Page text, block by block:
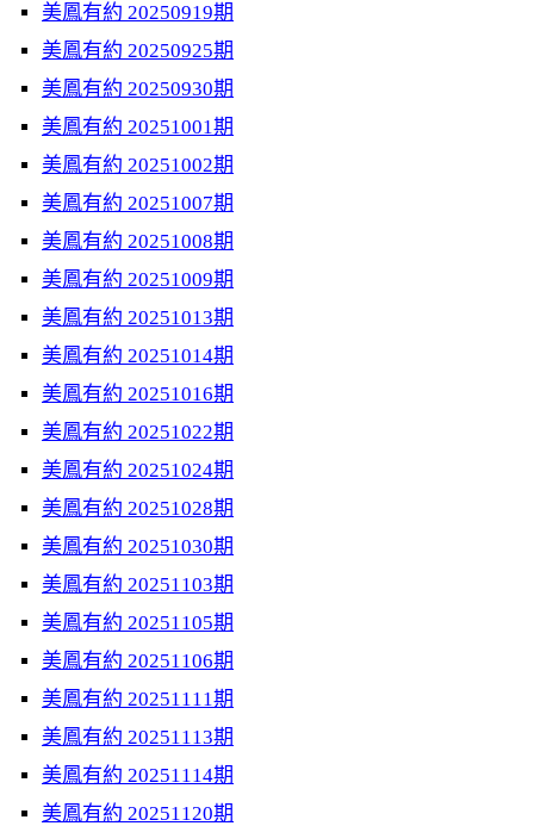
美鳳有約 20250919期
美鳳有約 20250925期
美鳳有約 20250930期
美鳳有約 20251001期
美鳳有約 20251002期
美鳳有約 20251007期
美鳳有約 20251008期
美鳳有約 20251009期
美鳳有約 20251013期
美鳳有約 20251014期
美鳳有約 20251016期
美鳳有約 20251022期
美鳳有約 20251024期
美鳳有約 20251028期
美鳳有約 20251030期
美鳳有約 20251103期
美鳳有約 20251105期
美鳳有約 20251106期
美鳳有約 20251111期
美鳳有約 20251113期
美鳳有約 20251114期
美鳳有約 20251120期